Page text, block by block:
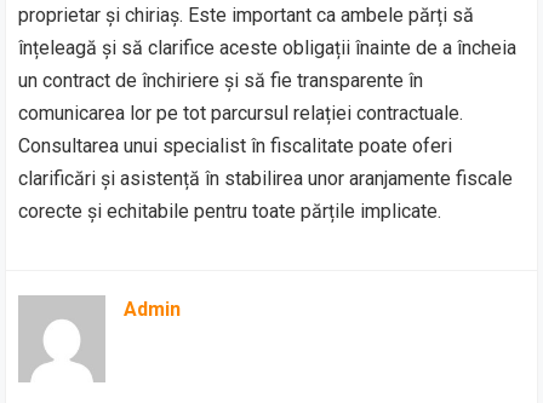
proprietar și chiriaș. Este important ca ambele părți să
înțeleagă și să clarifice aceste obligații înainte de a încheia
un contract de închiriere și să fie transparente în
comunicarea lor pe tot parcursul relației contractuale.
Consultarea unui specialist în fiscalitate poate oferi
clarificări și asistență în stabilirea unor aranjamente fiscale
corecte și echitabile pentru toate părțile implicate.
Admin